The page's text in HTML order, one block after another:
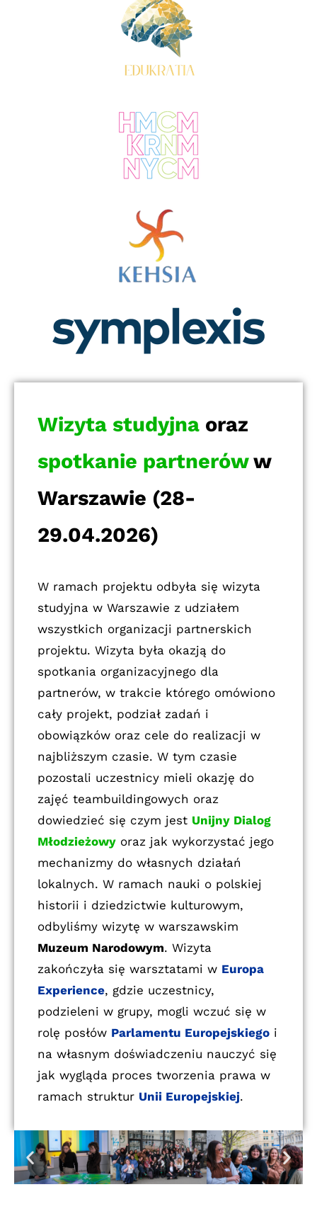
Wizyta studyjna oraz
spotkanie partneróww
Warszawie (28-
29.04.2026)
W ramach projektu odbyła się wizyta
studyjna w Warszawie z udziałem
wszystkich organizacji partnerskich
projektu. Wizyta była okazją do
spotkania organizacyjnego dla
partnerów, w trakcie którego omówiono
cały projekt, podział zadań i
obowiązków oraz cele do realizacji w
najbliższym czasie. W tym czasie
pozostali uczestnicy mieli okazję do
zajęć teambuildingowych oraz
dowiedzieć się czym jest Unijny Dialog
Młodzieżowy oraz jak wykorzystać jego
mechanizmy do własnych działań
lokalnych. W ramach nauki o polskiej
historii i dziedzictwie kulturowym,
odbyliśmy wizytę w warszawskim
Muzeum Narodowym. Wizyta
zakończyła się warsztatami w Europa
Experience, gdzie uczestnicy,
podzieleni w grupy, mogli wczuć się w
rolę posłów Parlamentu Europejskiego i
na własnym doświadczeniu nauczyć się
jak wygląda proces tworzenia prawa w
ramach struktur Unii Europejskiej.